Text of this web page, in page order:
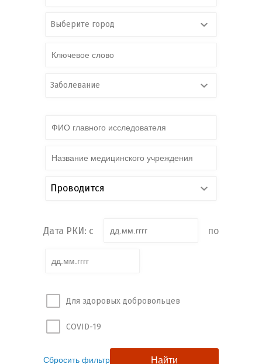
Выберите город
Заболевание
Проводится
Дата РКИ: с по
Для здоровых добровольцев
COVID-19